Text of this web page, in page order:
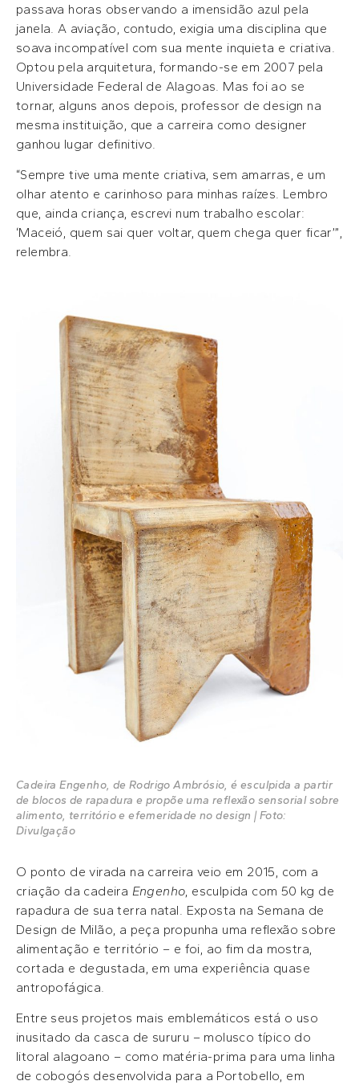
passava horas observando a imensidão azul pela
janela. A aviação, contudo, exigia uma disciplina que
soava incompatível com sua mente inquieta e criativa.
Optou pela arquitetura, formando-se em 2007 pela
Universidade Federal de Alagoas. Mas foi ao se
tornar, alguns anos depois, professor de design na
mesma instituição, que a carreira como designer
ganhou lugar definitivo.
“Sempre tive uma mente criativa, sem amarras, e um
olhar atento e carinhoso para minhas raízes. Lembro
que, ainda criança, escrevi num trabalho escolar:
‘Maceió, quem sai quer voltar, quem chega quer ficar’”,
relembra.
Cadeira Engenho, de Rodrigo Ambrósio, é esculpida a partir
de blocos de rapadura e propõe uma reflexão sensorial sobre
alimento, território e efemeridade no design | Foto:
Divulgação
O ponto de virada na carreira veio em 2015, com a
criação da cadeira Engenho , esculpida com 50 kg de
rapadura de sua terra natal. Exposta na Semana de
Design de Milão, a peça propunha uma reflexão sobre
alimentação e território – e foi, ao fim da mostra,
cortada e degustada, em uma experiência quase
antropofágica.
Entre seus projetos mais emblemáticos está o uso
inusitado da casca de sururu – molusco típico do
litoral alagoano – como matéria-prima para uma linha
de cobogós desenvolvida para a Portobello, em